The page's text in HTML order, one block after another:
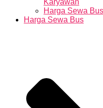
Karyawan
Harga Sewa
Harga Sewa Bus